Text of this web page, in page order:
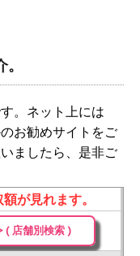
。ネット上には
お勧めサイトをご
ましたら、是非ご
が見れます。
( 店舗別検索 )